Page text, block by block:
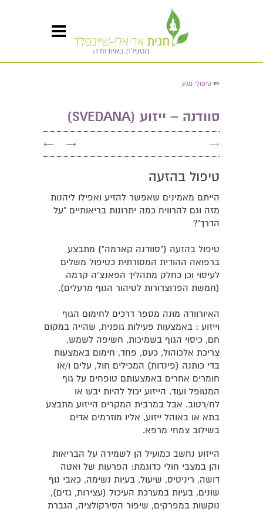
⇐ טיפולי מגע
סוודנה – ייזוע (SVEDANA)
→
→
←
טיפול בהזעה
הייתם מאמינים שאפשר להזיע ואפילו ליהנות
מזה וגם להרוויח כמה יתרונות בריאותיים "על
הדרך"?
טיפול בהזעה ("סוודנה קארמה") מתבצע
ברפואה ההודית המסורתית כטיפול משלים
לעיסוי וכן כחלק מתהליך הפאנצ'ה קרמה
(חמשת הפרוצדורות לטיהור הגוף מרעלים).
האיורוודה מונה מספר דרכים לחימום הגוף
וייזוע : באמצעות פעילות גופנית, שהייה במקום
חם, כיסוי הגוף בשמיכות, חשיפה לשמש,
צריכת אלכוהול, כעס, פחד, חימום באמצעות
בדי כותנה (פינדות) המכילים חול, עלים ו/או
חומרים אחרים באמצעותם טופחים על גוף
המטופל ועוד. הייזוע יכול להיות יבש או
לח/רטוב. אבל במרבית המקרים הייזוע מתבצע
בתא או באוהל ייזוע, אליו מוזרמים אדים
בשילוב צמחי מרפא.
הייזוע נחשב כמועיל הן לשמירה על הבריאות
והן במצבי חולי כדוגמת: הפרעות של ואטה
דושה, ריניטיס, שיעול, בעיות נשימה, כאבי גוף
שונים, בעיות במערכת העיכול (עצירות, גזים),
נוקשות במפרקים, שיפור הסירקולציה, הגברת